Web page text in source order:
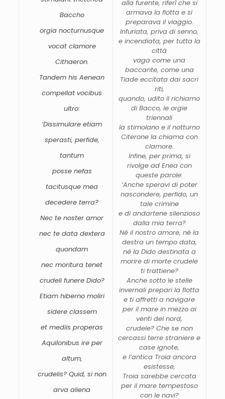
Baccho
orgianocturnusque
vocat clamore
Cithaeron.
TandemhisAenean
compellatvocibus
ultro:
‘Dissimulareetiam
sperasti, perfide,
tantum
posse nefas
tacitusquemea
decedereterra?
Nectenosteramor
nec te data dextera
quondam
necmorituratenet
crudelifunere Dido?
Etiam hiberno moliri
sidere classem
etmediisproperas
Aquilonibus ire per
altum,
crudelis? Quid, sinon
arvaaliena
alla furente, riferìche si
armavalaflottaesi
preparava il viaggio.
Infuriata,privadisenno,
e incendiata, per tutta la
città
vagacomeuna
baccante, come una
Tiadeeccitatadaisacri
riti,
quando,uditoilrichiamo
diBacco,leorgie
triennali
la stimolano e il notturno
Citerone la chiama con
clamore.
Infine, per prima, si
rivolge ad Enea con
questeparole:
‘Anche speravidipoter
nascondere,perfido,un
tale crimine
ediandartenesilenzioso
dalla mia terra?
Néilnostroamore,néla
destra un tempo data,
né la Dido destinata a
moriredimortecrudele
ti trattiene?
Anche sotto le stelle
invernalipreparilaflotta
e tiaffrettianavigare
per il mare in mezzo ai
ventidelnord,
crudele? Che se non
cercassi terrestranieree
caseignote,
e l’antica Troia ancora
esistesse,
Troia sarebbe cercata
per il mare tempestoso
con le navi?